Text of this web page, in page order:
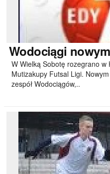
Wodociągi
W Wielką Sobotę rozegrano w
Mutizakupy Futsal Ligi.
zespół Wodociągów,..